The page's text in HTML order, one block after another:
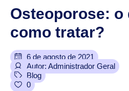
Osteoporose: o
como tratar?
6 de agosto de 2021
Autor: Administrador Geral
Blog
0